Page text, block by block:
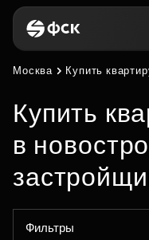
Москва Купить
Купить
в
Фильтры